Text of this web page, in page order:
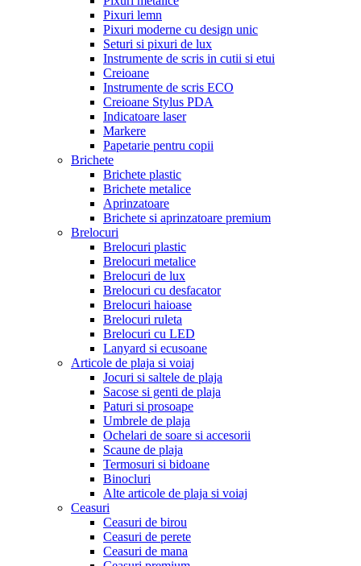
Pixuri lemn
Pixuri moderne cu design unic
Seturi si pixuri de lux
Instrumente de scris in cutii si etui
Creioane
Instrumente de scris ECO
Creioane Stylus PDA
Indicatoare laser
Markere
Papetarie pentru copii
Brichete
Brichete plastic
Brichete metalice
Aprinzatoare
Brichete si aprinzatoare premium
Brelocuri
Brelocuri plastic
Brelocuri metalice
Brelocuri de lux
Brelocuri cu desfacator
Brelocuri haioase
Brelocuri ruleta
Brelocuri cu LED
Lanyard si ecusoane
Articole de plaja si voiaj
Jocuri si saltele de plaja
Sacose si genti de plaja
Paturi si prosoape
Umbrele de plaja
Ochelari de soare si accesorii
Scaune de plaja
Termosuri si bidoane
Binocluri
Alte articole de plaja si voiaj
Ceasuri
Ceasuri de birou
Ceasuri de perete
Ceasuri de mana